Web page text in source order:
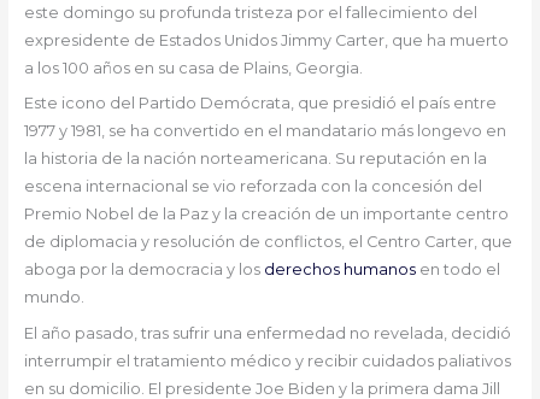
este domingo su profunda tristeza por el fallecimiento del
expresidente de Estados Unidos Jimmy Carter, que ha muerto
a los 100 años en su casa de Plains, Georgia.
Este icono del Partido Demócrata, que presidió el país entre
1977 y 1981, se ha convertido en el mandatario más longevo en
la historia de la nación norteamericana. Su reputación en la
escena internacional se vio reforzada con la concesión del
Premio Nobel de la Paz y la creación de un importante centro
de diplomacia y resolución de conflictos, el Centro Carter, que
aboga por la democracia y los derechos humanosen todo el
mundo.
El año pasado, tras sufrir una enfermedad no revelada, decidió
interrumpir el tratamiento médico y recibir cuidados paliativos
en su domicilio. El presidente Joe Biden y la primera dama Jill